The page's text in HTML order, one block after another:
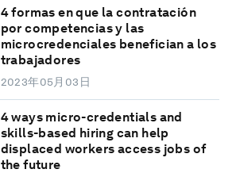
4 formas en que la contratación
por competencias y las
microcredenciales benefician a los
trabajadores
2023年05月03日
4 ways micro-credentials and
skills-based hiring can help
displaced workers access jobs of
the future